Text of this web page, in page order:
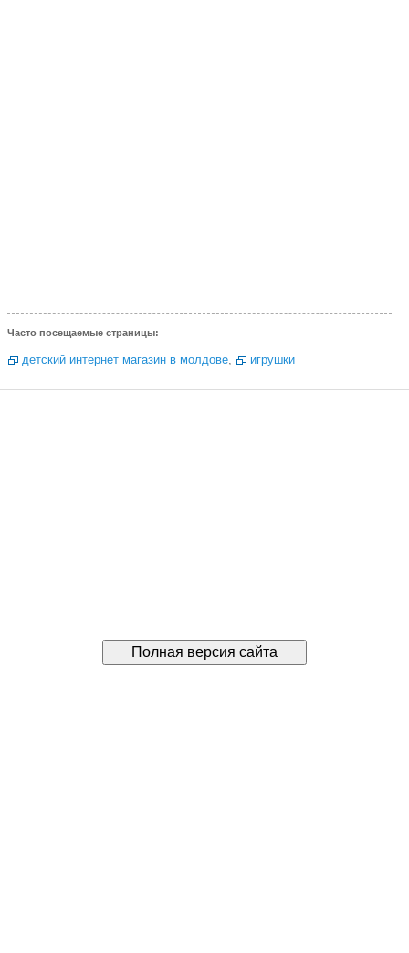
Часто посещаемые страницы:
детский интернет магазин в молдове, игрушки